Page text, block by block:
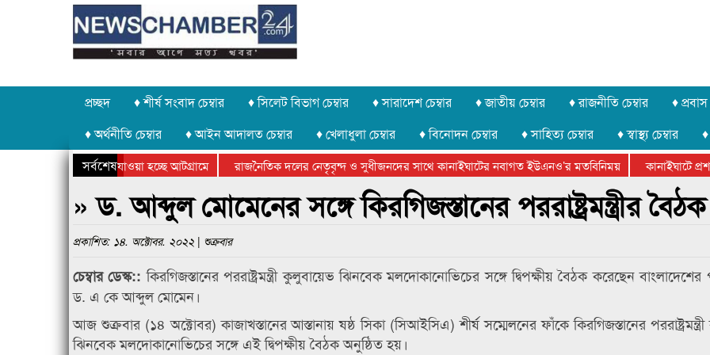
প্রচ্ছদ ♦ শীর্ষ সংবাদ চেম্বার ♦ সিলেট বিভাগ চেম্বার ♦ সারাদেশ চেম্বার ♦ জাতীয় চেম্বার ♦ রাজনীতি চেম্বার ♦ প্রবাস
♦ অর্থনীতি চেম্বার
♦ আইন আদালত চেম্বার ♦ খেলাধুলা চেম্বার ♦ বিনোদন চেম্বার ♦ সাহিত্য চেম্বার ♦ স্বাস্থ্য চেম্বার
সর্বশেষ
চুরি করে নিয়ে যাওয়া হচ্ছে আটগ্রামে রাজনৈতিক দলের নেতৃবৃন্দ ও সুধীজনদের সাথে কানাইঘাটের নবাগত ইউএনও’র মতবিনিময় কানাইঘাটে
ক্রীড়া প্রতিযোগিতার পুরস্কার বিতরণ সম্পন্ন
সিলেটে বাংলাদেশ গ্রুপ থিয়েটার ফেডারেশানের বিভাগীয় অভিনয় কর্মশালা সম্পন্ন
» ড. আব্দুল মোমেনের সঙ্গে কিরগিজস্তানের পররাষ্ট্রমন্ত্রীর বৈঠক
প্রকাশিত: ১৪. অক্টোবর. ২০২২ | শুক্রবার
চেম্বার ডেস্ক::কিরগিজস্তানের পররাষ্ট্রমন্ত্রী কুলুবায়েভ ঝিনবেক মলদোকানোভিচের সঙ্গে দ্বিপক্ষীয় বৈঠক করেছেন বাংলাদেশের
ড. এ কে আব্দুল মোমেন।
আজ শুক্রবার (১৪ অক্টোবর) কাজাখস্তানের আস্তানায় ষষ্ঠ সিকা (সিআইসিএ) শীর্ষ সম্মেলনের ফাঁকে কিরগিজস্তানের
ঝিনবেক মলদোকানোভিচের সঙ্গে এই দ্বিপক্ষীয় বৈঠক অনুষ্ঠিত হয়।